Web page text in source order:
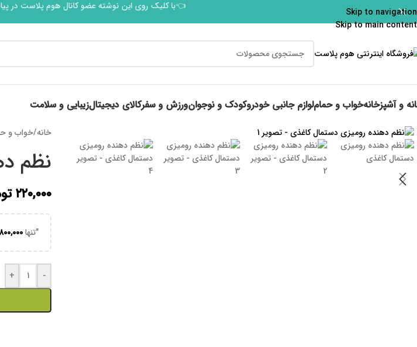
Skip to navigation
Skip to main content
👈با کلیک روی این نوشته عضو کانال هوم پلاست در
و آشپزخانهخواب و حماملوازم جانبی خودروکودک و نوجوانورزش و سفرکالای دیجیتالزیبایی و سلامت
خانه/خواب و
نظم
۲۲۰,۰۰۰
"تنها
-
+